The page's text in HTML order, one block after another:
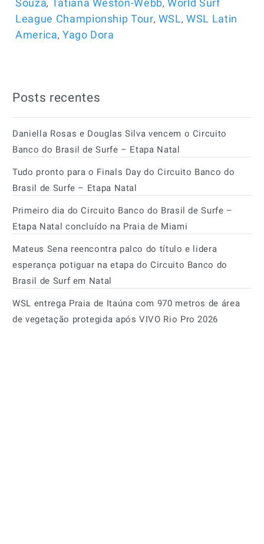
Souza, Tatiana Weston-Webb,World Surf
League Championship Tour, WSL,WSL Latin
America, Yago Dora
Posts recentes
Daniella Rosas e Douglas Silva vencem o Circuito
Banco do Brasil de Surfe – Etapa Natal
Tudo pronto para o Finals Day do Circuito Banco do
Brasil de Surfe – Etapa Natal
Primeiro dia do Circuito Banco do Brasil de Surfe –
Etapa Natal concluído na Praia de Miami
Mateus Sena reencontra palco do título e lidera
esperança potiguar na etapa do Circuito Banco do
Brasil de Surf em Natal
WSL entrega Praia de Itaúna com 970 metros de área
de vegetação protegida após VIVO Rio Pro 2026